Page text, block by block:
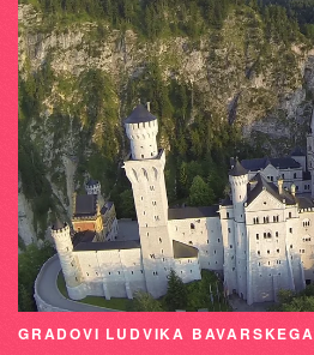
GRADOVI LUDVIKA BAVARSKEGA